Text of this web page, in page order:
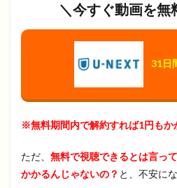
＼今すぐ動画を無
31日
※無料期間内で解約すれば1円もか
ただ、 無料で視聴できるとは言っ
かかるんじゃないの？ と、不安に